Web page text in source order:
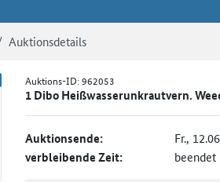
Auktionsdetails
Auktions-ID:962053
1 Dibo Heißwasserunkrautvern.
Auktionsende: Fr.,
verbleibende Zeit: beendet